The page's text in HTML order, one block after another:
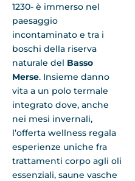
1230- è immerso nel
paesaggio
incontaminato e tra i
boschi della riserva
naturale del Basso
Merse. Insieme danno
vita a un polo termale
integrato dove, anche
nei mesi invernali,
l’offerta wellness regala
esperienze uniche fra
trattamenti corpo agli oli
essenziali, saune vasche